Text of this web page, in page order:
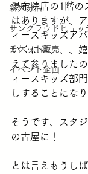
新大分店
サンクラウドヒュッ
チケット販売
イベント企画
湯布院店の1階の
はありますが、
ィースキッズア
いくには、、、
えて参りました
ィースキッズ部
しすることにな
そうです、スタ
の古屋に！
とは言えもうし